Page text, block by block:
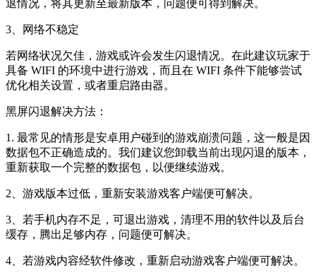
退情况，将其更新至最新版本，问题便可得到解决。
3、网络不稳定
若网络状况欠佳，游戏或许会发生闪退情况。在此建议玩家于
具备 WIFI 的环境中进行游戏，而且在 WIFI 条件下能够尝试
优化相关设置，或者重启路由器。
黑屏闪退解决方法：
1. 最常见的情形是安卓用户碰到的游戏崩溃问题，这一般是因
数据包不正确造成的。我们建议您卸载当前出现闪退的版本，
重新获取一个完整的数据包，以便继续游戏。
2、游戏版本过低，重新安装游戏客户端便可解决。
3、若手机内存不足，可退出游戏，清理不用的软件以及后台
缓存，腾出足够内存，问题便可解决。
4、若游戏内容经软件修改，重新启动游戏客户端便可解决。